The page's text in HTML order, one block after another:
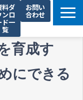
料ダ
ンロ
ド一
覧
お問い
合わせ
育成す
にできる